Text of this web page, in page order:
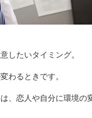
したいタイミング。
わるときです。
、恋人や自分に環境の